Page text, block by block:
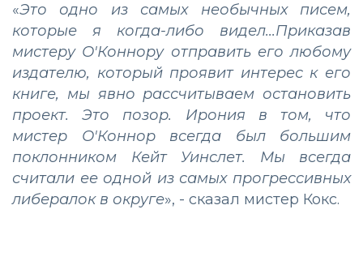
«Это одно из самых необычных писем,
которые я когда-либо видел...Приказав
мистеру О'Коннору отправить его любому
издателю, который проявит интерес к его
книге, мы явно рассчитываем остановить
проект. Это позор. Ирония в том, что
мистер О'Коннор всегда был большим
поклонником Кейт Уинслет. Мы всегда
считали ее одной из самых прогрессивных
либералок в округе», - сказал мистер Кокс.